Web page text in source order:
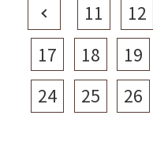
Prev 11 12
17
18 19
24
25 26